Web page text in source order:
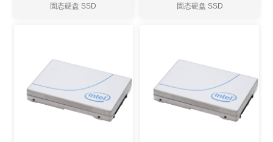
固态硬盘 SSD
固态硬盘 SSD